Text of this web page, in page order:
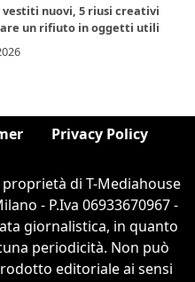
nuovi, 5 riusi creativi
un rifiuto in oggetti utili
Privacy Policy
di T-Mediahouse
- P.Iva 06933670967 -
giornalistica, in quanto
periodicità. Non può
editoriale ai sensi